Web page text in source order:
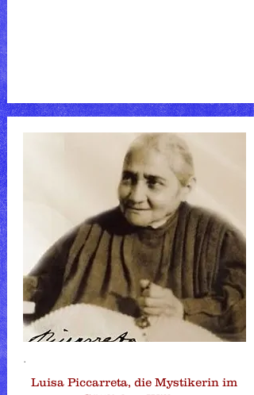
.
Luisa Piccarreta, die Mystikerin im